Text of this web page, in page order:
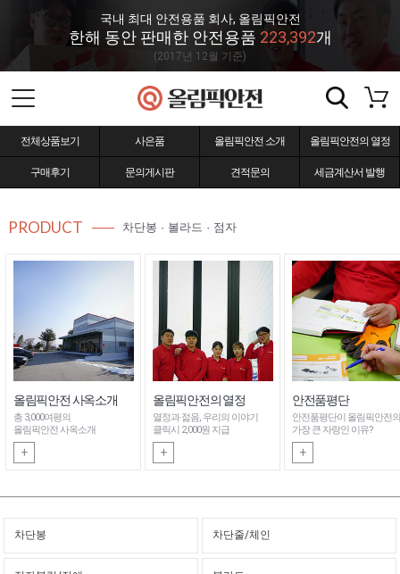
국내 최대 안전용품 회사, 올림픽안전
한해 동안 판매한 안전용품 223,392개
(2017년 12월 기준)
전체상품보기 사은품 올림픽안전 소개 올림픽안전의 열정
구매후기 문의게시판 견적문의 세금계산서 발행
PRODUCT 차단봉 · 볼라드 · 점자
올림픽안전 사옥소개
총 3,000여평의
올림픽안전 사옥소개
+
올림픽안전의 열정
열정과 젊음, 우리의 이야기
클릭시 2,000원 지급
+
안전품평단
안전품평단이 올림픽안전의
가장 큰 자랑인 이유?
+
차단봉 차단줄/체인